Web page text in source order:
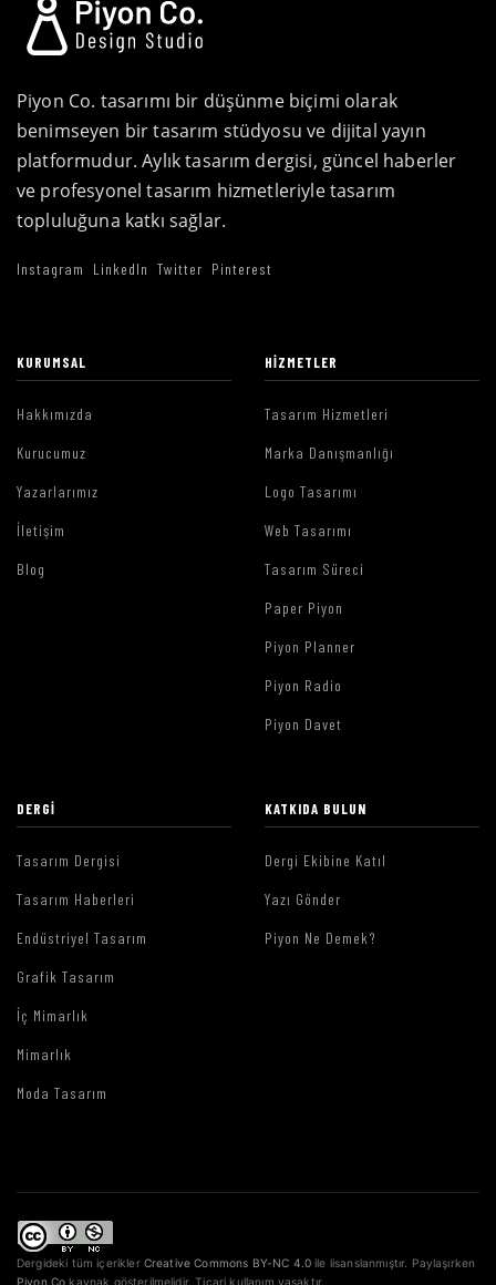
Piyon Co. tasarımı bir düşünme biçimi olarak
benimseyen bir tasarım stüdyosu ve dijital yayın
platformudur. Aylık tasarım dergisi, güncel haberler
ve profesyonel tasarım hizmetleriyle tasarım
topluluğuna katkı sağlar.
Instagram LinkedIn Twitter Pinterest
KURUMSAL
Hakkımızda
Kurucumuz
Yazarlarımız
İletişim
Blog
HIZMETLER
Tasarım Hizmetleri
Marka Danışmanlığı
Logo Tasarımı
Web Tasarımı
Tasarım Süreci
Paper Piyon
Piyon Planner
Piyon Radio
Piyon Davet
DERGI
Tasarım Dergisi
Tasarım Haberleri
Endüstriyel Tasarım
Grafik Tasarım
İç Mimarlık
Mimarlık
Moda Tasarım
KATKIDA BULUN
Dergi Ekibine Katıl
Yazı Gönder
Piyon Ne Demek?
Dergideki tüm içerikler Creative Commons BY-NC 4.0 ile lisanslanmıştır. Paylaşırken
Piyon.Co kaynak gösterilmelidir. Ticari kullanım yasaktır.